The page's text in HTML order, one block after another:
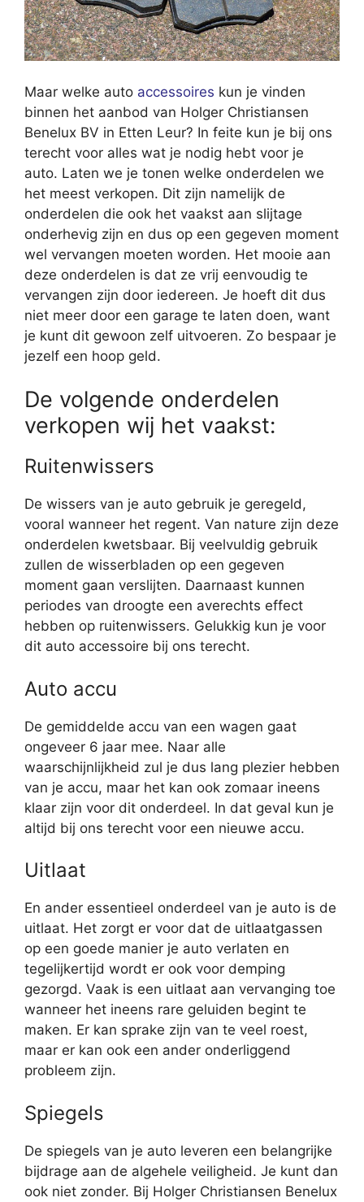
Maar welke auto accessoires kun je vinden
binnen het aanbod van Holger Christiansen
Benelux BV in Etten Leur? In feite kun je bij ons
terecht voor alles wat je nodig hebt voor je
auto. Laten we je tonen welke onderdelen we
het meest verkopen. Dit zijn namelijk de
onderdelen die ook het vaakst aan slijtage
onderhevig zijn en dus op een gegeven moment
wel vervangen moeten worden. Het mooie aan
deze onderdelen is dat ze vrij eenvoudig te
vervangen zijn door iedereen. Je hoeft dit dus
niet meer door een garage te laten doen, want
je kunt dit gewoon zelf uitvoeren. Zo bespaar je
jezelf een hoop geld.
De volgende onderdelen
verkopen wij het vaakst:
Ruitenwissers
De wissers van je auto gebruik je geregeld,
vooral wanneer het regent. Van nature zijn deze
onderdelen kwetsbaar. Bij veelvuldig gebruik
zullen de wisserbladen op een gegeven
moment gaan verslijten. Daarnaast kunnen
periodes van droogte een averechts effect
hebben op ruitenwissers. Gelukkig kun je voor
dit auto accessoire bij ons terecht.
Auto accu
De gemiddelde accu van een wagen gaat
ongeveer 6 jaar mee. Naar alle
waarschijnlijkheid zul je dus lang plezier hebben
van je accu, maar het kan ook zomaar ineens
klaar zijn voor dit onderdeel. In dat geval kun je
altijd bij ons terecht voor een nieuwe accu.
Uitlaat
En ander essentieel onderdeel van je auto is de
uitlaat. Het zorgt er voor dat de uitlaatgassen
op een goede manier je auto verlaten en
tegelijkertijd wordt er ook voor demping
gezorgd. Vaak is een uitlaat aan vervanging toe
wanneer het ineens rare geluiden begint te
maken. Er kan sprake zijn van te veel roest,
maar er kan ook een ander onderliggend
probleem zijn.
Spiegels
De spiegels van je auto leveren een belangrijke
bijdrage aan de algehele veiligheid. Je kunt dan
ook niet zonder. Bij Holger Christiansen Benelux